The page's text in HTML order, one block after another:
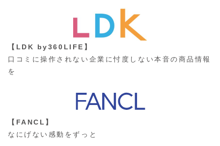
【LDK by360LIFE】
口コミに操作されない企業に忖度しない本音の商品情報
を
【FANCL】
なにげない感動をずっと